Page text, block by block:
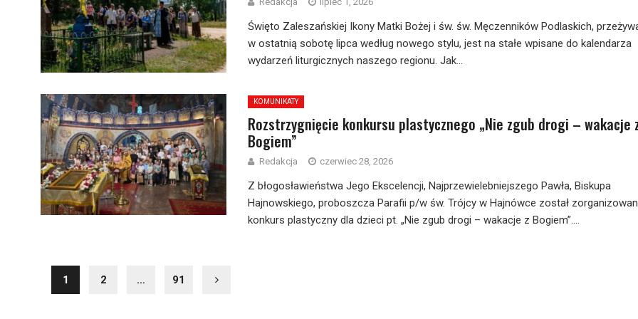
Święto Zaleszańskiej Ikony Matki Bożej i św. św. Męczenników Podlaskich,
w ostatnią sobotę lipca według nowego stylu, jest na stałe wpisane do kalendarza
wydarzeń liturgicznych naszego regionu. Jak...
KOMUNIKATY
Rozstrzygnięcie konkursu plastycznego „Nie zgub drogi – wakacje
Bogiem”
Redakcja czerwiec 28, 2026
Z błogosławieństwa Jego Ekscelencji, Najprzewielebniejszego Pawła, Biskupa
Hajnowskiego, proboszcza Parafii p/w św. Trójcy w Hajnówce został
konkurs plastyczny dla dzieci pt. „Nie zgub drogi – wakacje z Bogiem”....
1 2 … 91